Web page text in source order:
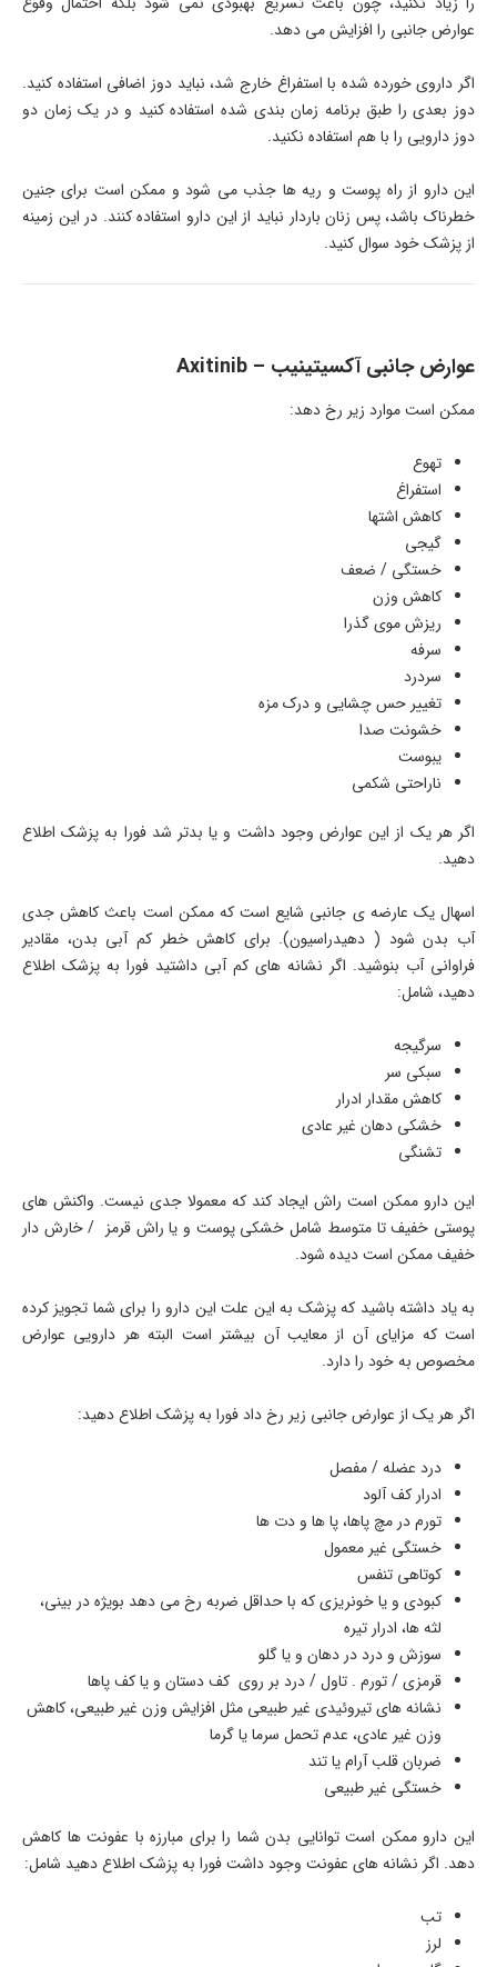
عوارض جانبی را افزایش می دهد.
اگر داروی خورده شده با استفراغ خارج شد، نباید دوز اضافی استفاده کنید.
دوز بعدی را طبق برنامه زمان بندی شده استفاده کنید و در یک زمان دو
دوز دارویی را با هم استفاده نکنید.
این دارو از راه پوست و ریه ها جذب می شود و ممکن است برای جنین
خطرناک باشد، پس زنان باردار نباید از این دارو استفاده کنند. در این زمینه
از پزشک خود سوال کنید.
عوارض جانبی آکسیتینیب – Axitinib
ممکن است موارد زیر رخ دهد:
تهوع
استفراغ
کاهش اشتها
گیجی
خستگی / ضعف
کاهش وزن
ریزش موی گذرا
سرفه
سردرد
تغییر حس چشایی و درک مزه
خشونت صدا
یبوست
ناراحتی شکمی
اگر هر یک از این عوارض وجود داشت و یا بدتر شد فورا به پزشک اطلاع
دهید.
اسهال یک عارضه ی جانبی شایع است که ممکن است باعث کاهش جدی
آب بدن شود ( دهیدراسیون). برای کاهش خطر کم آبی بدن، مقادیر
فراوانی آب بنوشید. اگر نشانه های کم آبی داشتید فورا به پزشک اطلاع
دهید، شامل:
سرگیجه
سبکی سر
کاهش مقدار ادرار
خشکی دهان غیر عادی
تشنگی
این دارو ممکن است راش ایجاد کند که معمولا جدی نیست. واکنش های
پوستی خفیف تا متوسط شامل خشکی پوست و یا راش قرمز / خارش دار
خفیف ممکن است دیده شود.
به یاد داشته باشید که پزشک به این علت این دارو را برای شما تجویز کرده
است که مزایای آن از معایب آن بیشتر است البته هر دارویی عوارض
مخصوص به خود را دارد.
اگر هر یک از عوارض جانبی زیر رخ داد فورا به پزشک اطلاع دهید:
درد عضله / مفصل
ادرار کف آلود
تورم در مچ پاها، پا ها و دت ها
خستگی غیر معمول
کوتاهی تنفس
کبودی و یا خونریزی که با حداقل ضربه رخ می دهد بویژه در بینی،
لثه ها، ادرار تیره
سوزش و درد در دهان و یا گلو
قرمزی / تورم . تاول / درد بر روی کف دستان و یا کف پاها
نشانه های تیروئیدی غیر طبیعی مثل افزایش وزن غیر طبیعی، کاهش
وزن غیر عادی، عدم تحمل سرما یا گرما
ضربان قلب آرام یا تند
خستگی غیر طبیعی
این دارو ممکن است توانایی بدن شما را برای مبارزه با عفونت ها کاهش
دهد. اگر نشانه های عفونت وجود داشت فورا به پزشک اطلاع دهید شامل:
تب
لرز